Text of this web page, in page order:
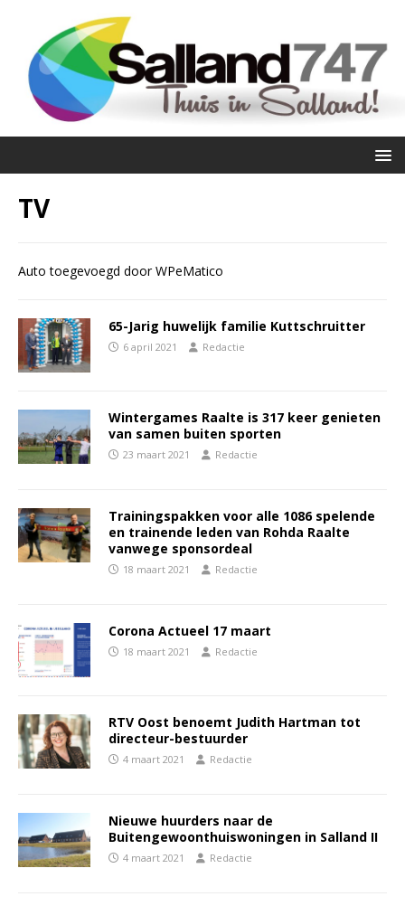
TV
Auto toegevoegd door WPeMatico
65-Jarig huwelijk familie Kuttschruitter
6 april 2021 Redactie
Wintergames Raalte is 317 keer genieten
van samen buiten sporten
23 maart 2021 Redactie
Trainingspakken voor alle 1086 spelende
en trainende leden van Rohda Raalte
vanwege sponsordeal
18 maart 2021 Redactie
Corona Actueel 17 maart
18 maart 2021 Redactie
RTV Oost benoemt Judith Hartman tot
directeur-bestuurder
4 maart 2021 Redactie
Nieuwe huurders naar de
Buitengewoonthuiswoningen in Salland II
4 maart 2021 Redactie